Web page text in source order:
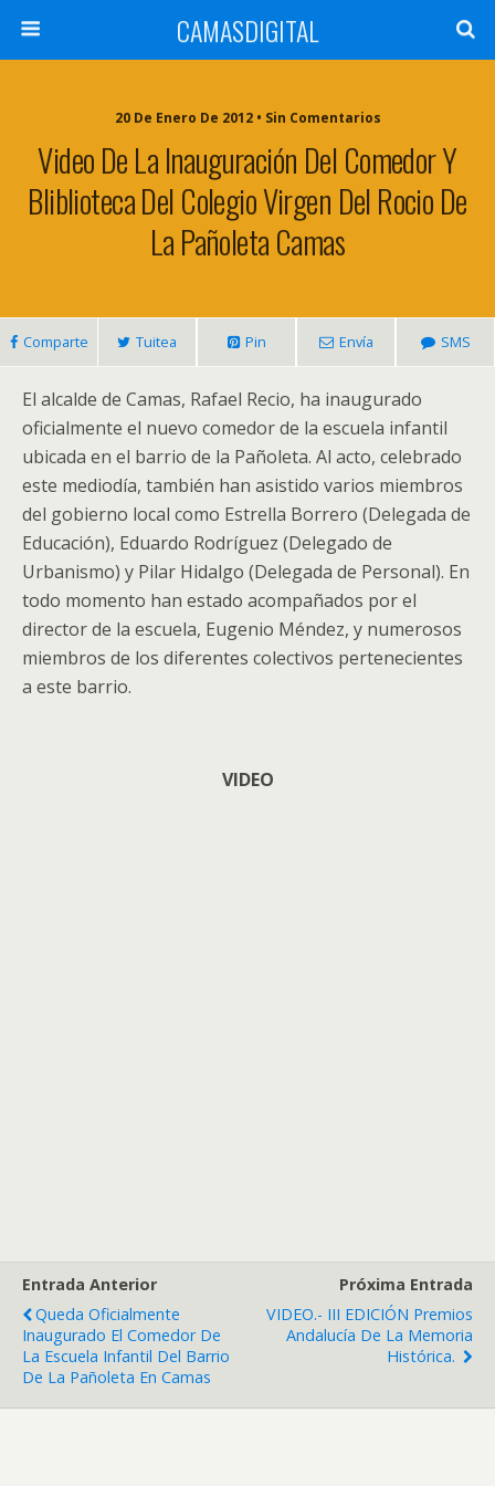
CAMASDIGITAL
20 De Enero De 2012 • Sin Comentarios
Video De La Inauguración Del Comedor Y
Bliblioteca Del Colegio Virgen Del Rocio De
La Pañoleta Camas
Comparte Tuitea Pin Envía SMS
El alcalde de Camas, Rafael Recio, ha inaugurado
oficialmente el nuevo comedor de la escuela infantil
ubicada en el barrio de la Pañoleta. Al acto, celebrado
este mediodía, también han asistido varios miembros
del gobierno local como Estrella Borrero (Delegada de
Educación), Eduardo Rodríguez (Delegado de
Urbanismo) y Pilar Hidalgo (Delegada de Personal). En
todo momento han estado acompañados por el
director de la escuela, Eugenio Méndez, y numerosos
miembros de los diferentes colectivos pertenecientes
a este barrio.
VIDEO
Entrada Anterior
Queda Oficialmente
Inaugurado El Comedor De
La Escuela Infantil Del Barrio
De La Pañoleta En Camas
Próxima Entrada
VIDEO.- III EDICIÓN Premios
Andalucía De La Memoria
Histórica.